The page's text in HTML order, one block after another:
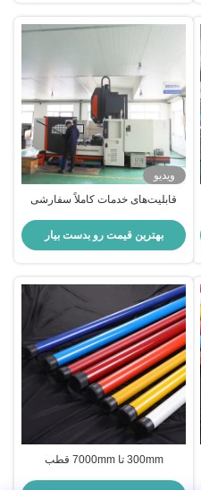
ویدیو
قابلیت‌های خدمات کاملاً سفارشی
بهترین قیمت رو بدست بیار
300mm تا 7000mm قطب